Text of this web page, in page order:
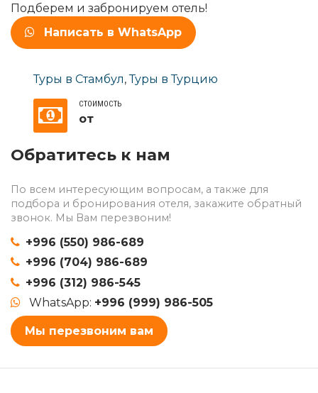
Подберем и забронируем отель!
Написать в WhatsApp
Туры в Стамбул,Туры в Турцию
СТОИМОСТЬ
от
Обратитесь к нам
По всем интересующим вопросам, а также для
подбора и бронирования отеля, закажите обратный
звонок. Мы Вам перезвоним!
+996 (550) 986-689
+996 (704) 986-689
+996 (312) 986-545
WhatsApp: +996 (999) 986-505
Мы перезвоним вам